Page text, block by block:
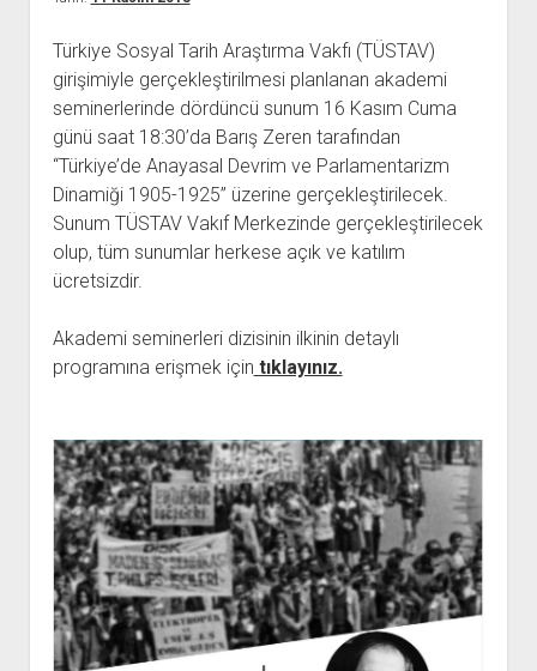
BARIŞ HAREKETLERİ ARŞİV FONU
DAVA DOSYALARI ARŞİV FONU
GÖRSEL-İŞİTSEL ARŞİV FONU
ARŞİVLERDEN YARARLANMA KOŞULLARI
SOL HAREKETLER KİTAPLIĞI
EMEK HAREKETİ KİTAPLIĞI
BARIŞ HAREKETİ KİTAPLIĞI
GENÇLİK HAREKETİ KİTAPLIĞI
KADIN HAREKETİ KİTAPLIĞI
ÖĞRETMEN HAREKETİ KİTAPLIĞI
ANTİKOMÜNİZM KİTAPLIĞI
HİKMET KIVILCIMLI KİTAPLIĞI
1940’LI YILLAR KİTAPLIĞI
YURTDIŞI KİTAPLIĞI
açılır
menüyü
aç
YURTDIŞI KİTAPLIĞI
ATTF KİTAPLIĞI
FİDEF KİTAPLIĞI
TDF KİTAPLIĞI
ÜYE BAŞVURU FORMU
ARŞİVLERDEN YARARLANMA FORMU
KİTAP ABONE FORMU
aç
İLETİŞİM BİLGİLERİ
BANKA HESAPLARIMIZ
ÇALIŞMA GÜNLERİMİZ
Türkiye Sosyal Tarih Araştırma Vakfı (TÜSTAV)
girişimiyle gerçekleştirilmesi planlanan akademi
seminerlerinde dördüncü sunum 16 Kasım Cuma
günü saat 18:30’da Barış Zeren tarafından
“Türkiye’de Anayasal Devrim ve Parlamentarizm
Dinamiği 1905-1925” üzerine gerçekleştirilecek.
Sunum TÜSTAV Vakıf Merkezinde gerçekleştirilecek
olup, tüm sunumlar herkese açık ve katılım
ücretsizdir.
Akademi seminerleri dizisinin ilkinin detaylı
programına erişmek için tıklayınız.